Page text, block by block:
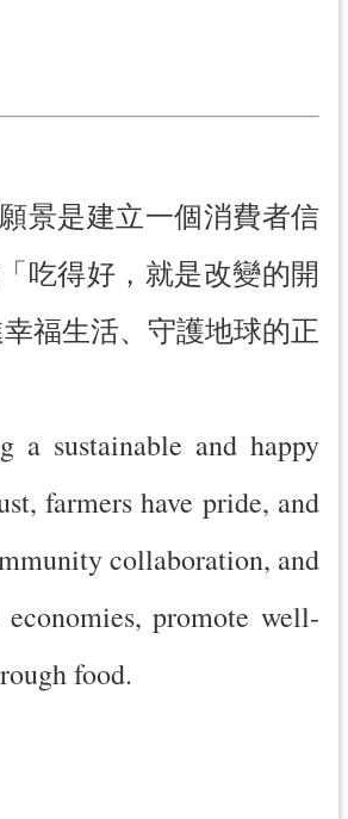
景是建立一個消費者信
吃得好，就是改變的開
福生活、守護地球的正
a sustainable and happy
farmers have pride, and
collaboration, and
promote well-
food.